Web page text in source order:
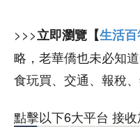
>>>立即瀏覽【生活
略，老華僑也未必知
食玩買、交通、報稅
點擊以下6大平台 接